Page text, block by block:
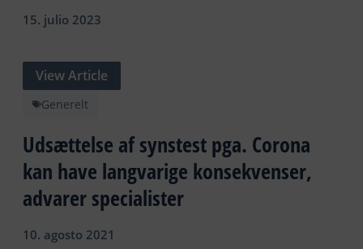
15. julio 2023
View Article
Generelt
Udsættelse af synstest pga. Corona
kan have langvarige konsekvenser,
advarer specialister
10. agosto 2021